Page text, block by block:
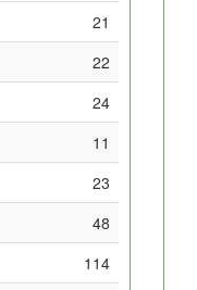
21
22
24
11
23
48
114